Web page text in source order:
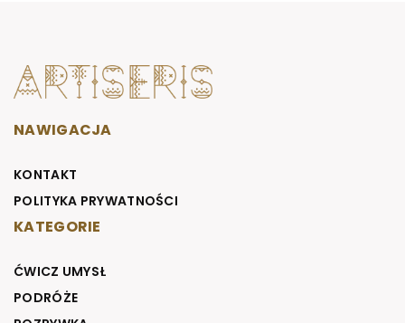
NAWIGACJA
KONTAKT
POLITYKA PRYWATNOŚCI
KATEGORIE
ĆWICZ UMYSŁ
PODRÓŻE